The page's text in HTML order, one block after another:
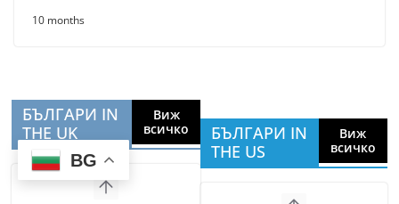
10 months
БЪЛГАРИ IN
THE UK
Виж
всичко
БЪЛГАРИ IN
THE US
Виж
всичко
BG